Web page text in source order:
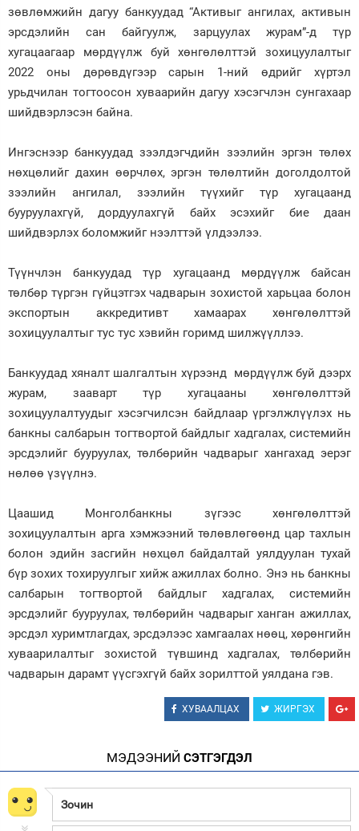
зөвлөмжийн дагуу банкуудад “Активыг ангилах, активын
эрсдэлийн сан байгуулж, зарцуулах журам”-д түр
хугацаагаар мөрдүүлж буй хөнгөлөлттэй зохицуулалтыг
2022 оны дөрөвдүгээр сарын 1-ний өдрийг хүртэл
урьдчилан тогтоосон хуваарийн дагуу хэсэгчлэн сунгахаар
шийдвэрлэсэн байна.
Ингэснээр банкуудад зээлдэгчдийн зээлийн эргэн төлөх
нөхцөлийг дахин өөрчлөх, эргэн төлөлтийн доголдолтой
зээлийн ангилал, зээлийн түүхийг түр хугацаанд
бууруулахгүй, дордуулахгүй байх эсэхийг бие даан
шийдвэрлэх боломжийг нээлттэй үлдээлээ.
Түүнчлэн банкуудад түр хугацаанд мөрдүүлж байсан
төлбөр түргэн гүйцэтгэх чадварын зохистой харьцаа болон
экспортын аккредитивт хамаарах хөнгөлөлттэй
зохицуулалтыг тус тус хэвийн горимд шилжүүллээ.
Банкуудад хяналт шалгалтын хүрээнд мөрдүүлж буй дээрх
журам, зааварт түр хугацааны хөнгөлөлттэй
зохицуулалтуудыг хэсэгчилсэн байдлаар үргэлжлүүлэх нь
банкны салбарын тогтвортой байдлыг хадгалах, системийн
эрсдэлийг бууруулах, төлбөрийн чадварыг хангахад эерэг
нөлөө үзүүлнэ.
Цаашид Монголбанкны зүгээс хөнгөлөлттэй
зохицуулалтын арга хэмжээний төлөвлөгөөнд цар тахлын
болон эдийн засгийн нөхцөл байдалтай уялдуулан тухай
бүр зохих тохируулгыг хийж ажиллах болно. Энэ нь банкны
салбарын тогтвортой байдлыг хадгалах, системийн
эрсдэлийг бууруулах, төлбөрийн чадварыг ханган ажиллах,
эрсдэл хуримтлагдах, эрсдэлээс хамгаалах нөөц, хөрөнгийн
хуваарилалтыг зохистой түвшинд хадгалах, төлбөрийн
чадварын дарамт үүсгэхгүй байх зорилттой уялдана гэв.
ХУВААЛЦАХ ЖИРГЭХ
МЭДЭЭНИЙ СЭТГЭГДЭЛ